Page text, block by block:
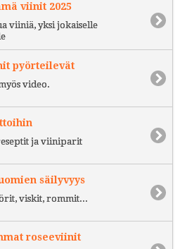
viinit 2025
viiniä, yksi jokaiselle
pyörteilevät
video.
ja viiniparit
säilyvyys
viskit, rommit...
roseeviinit